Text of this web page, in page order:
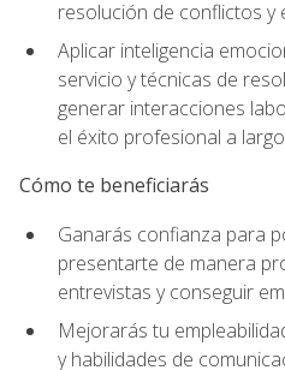
resolución de conflictos y
Aplicar inteligencia
servicio y técnicas de
generar interacciones
el éxito profesional a
Cómo te beneficiarás
Ganarás confianza para
presentarte de manera
entrevistas y conseguir
Mejorarás tu
y habilidades de